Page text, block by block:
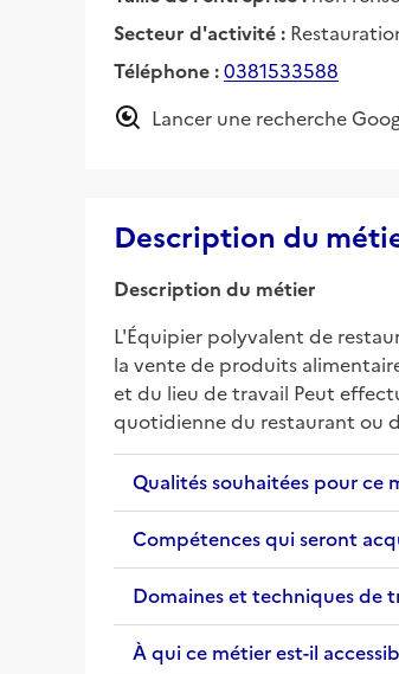
Secteur d'activité :
Téléphone :0381533588
Lancer une recherche
Description du
Description du métier
L'Équipier polyvalent de
la vente de produits
et du lieu de travail Peut
quotidienne du restaurant ou
Qualités souhaitées pour ce
Compétences qui seront
Domaines et techniques de
À qui ce métier est-il